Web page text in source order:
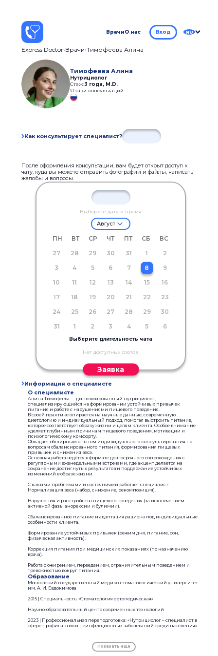
ВрачиО нас Вход RU
Express Doctor Врачи Тимофеева Алина
Тимофеева Алина
Нутрициолог
Стаж:3 года, M.D.
Языки консультаций:
Как консультирует специалист?
После оформления консультации, вам будет открыт доступ к
чату, куда вы можете отправить фотографии и файлы, написать
жалобы и вопросы.
Выберите дату и время
Август
ПН ВТ СР ЧТ ПТ СБ
ВС
27
28 29 30 31 1
2
3
4 5 6 7 8
9
10
11 12 13 14 15
16
17
18 19 20 21 22
23
24
25 26 27 28 29
30
31
1 2 3 4 5 6
Выберите длительность чата
Нет доступных слотов
Заявка
Информация о специалисте
О специалисте
Алина Тимофеева — дипломированный нутрициолог,
специализирующийся на формировании устойчивых привычек
питания и работе с нарушениями пищевого поведения.
В своей практике опирается на научные данные, современную
диетологию и индивидуальный подход, помогая выстроить питание,
которое соответствует образу жизни и целям клиента. Особое внимание
уделяет глубинным причинам пищевого поведения, мотивации и
психологическому комфорту.
Обладает обширным опытом индивидуального консультирования по
вопросам сбалансированного питания, формирования пищевых
привычек и снижения веса.
Основная работа ведётся в формате долгосрочного сопровождения с
регулярными еженедельными встречами, где акцент делается на
сохранение достигнутых результатов и поддержание устойчивых
изменений в образе жизни.
С какими проблемами и состояниями работает специалист:
Нормализация веса (набор, снижение, рекомпозиция).
Нарушения и расстройства пищевого поведения (за исключением
активной фазы анорексии и булимии).
Сбалансированное питание и адаптация рациона под индивидуальные
особенности клиента.
Формирование устойчивых привычек (режим дня, питание, сон,
физическая активность).
Коррекция питания при медицинских показаниях (по назначению
врача).
Работа с ожирением, перееданием, ограничительным поведением и
тревожностью вокруг питания.
Образование
Московский государственный медико-стоматологический университет
им. А. И. Евдокимова
2015 | Специальность: «Стоматология ортопедическая»
Научно-образовательный центр современных технологий
2023 | Профессиональная переподготовка: «Нутрициолог – специалист в
сфере профилактики неинфекционных заболеваний среди населения»
Показать еще